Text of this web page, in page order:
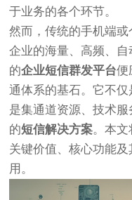
于业务的各个环节。
然而，传统的手机端或
企业的海量、高频、
的企业短信群发平台便
通体系的基石。它不仅
是集通道资源、技术
的短信解决方案。本文
关键价值、核心功能
用。